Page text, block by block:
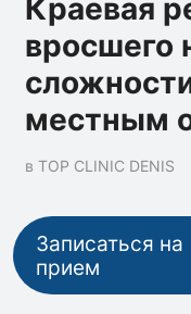
Краевая
вросшего
местным
в TOP CLINIC DENIS
Записаться на
прием